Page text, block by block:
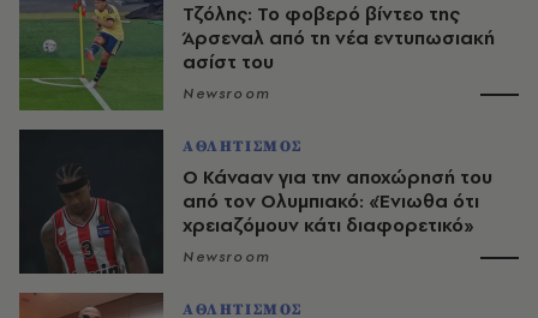
Τζόλης: Το φοβερό βίντεο της
Άρσεναλ από τη νέα εντυπωσιακή
ασίστ του
Newsroom
ΑΘΛΗΤΙΣΜΟΣ
Ο Κάνααν για την αποχώρησή του
από τον Ολυμπιακό: «Ένιωθα ότι
χρειαζόμουν κάτι διαφορετικό»
Newsroom
ΑΘΛΗΤΙΣΜΟΣ